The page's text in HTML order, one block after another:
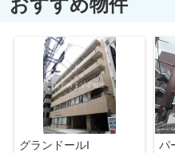
おすすめ物件
グランドールI